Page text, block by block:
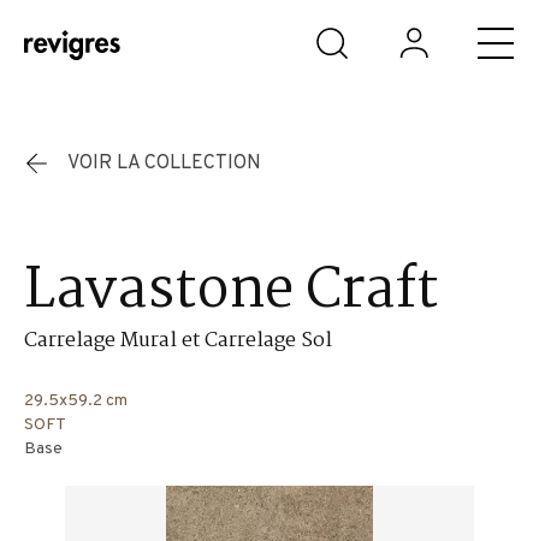
Aller au contenu principal
VOIR LA COLLECTION
Lavastone Craft
Carrelage Mural et Carrelage Sol
29.5x59.2 cm
SOFT
Base